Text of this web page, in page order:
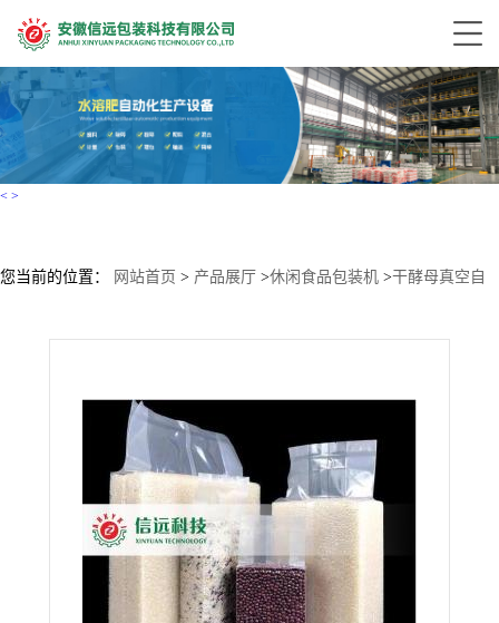
< >
您当前的位置： 网站首页 > 产品展厅 >休闲食品包装机 >干酵母真空自